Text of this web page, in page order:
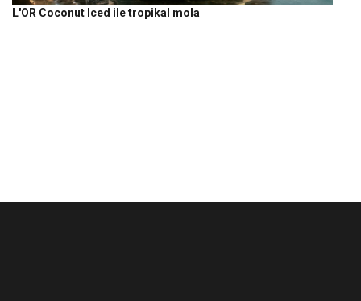
L'OR Coconut Iced ile tropikal mola